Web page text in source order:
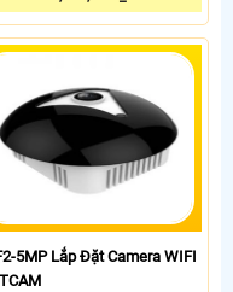
5MP Lắp Đặt Camera WIFI